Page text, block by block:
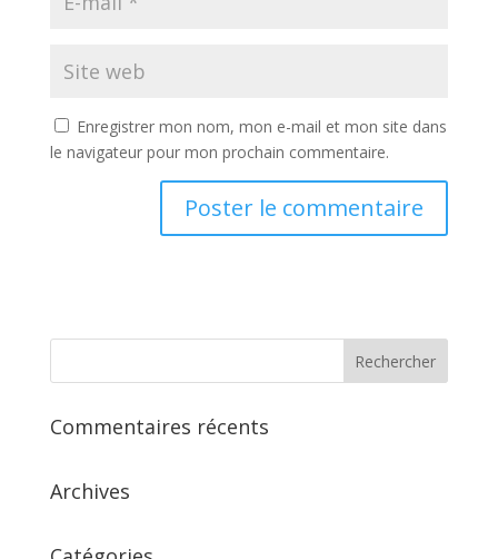
Enregistrer mon nom, mon e-mail et mon site dans
le navigateur pour mon prochain commentaire.
Commentaires récents
Archives